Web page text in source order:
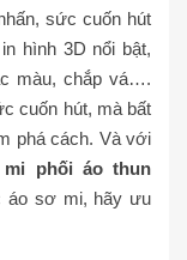
sức cuốn hút
hình 3D nổi bật,
màu, chắp vá….
cuốn hút, mà bất
phá cách. Và với
phối áo thun
áo sơ mi, hãy ưu